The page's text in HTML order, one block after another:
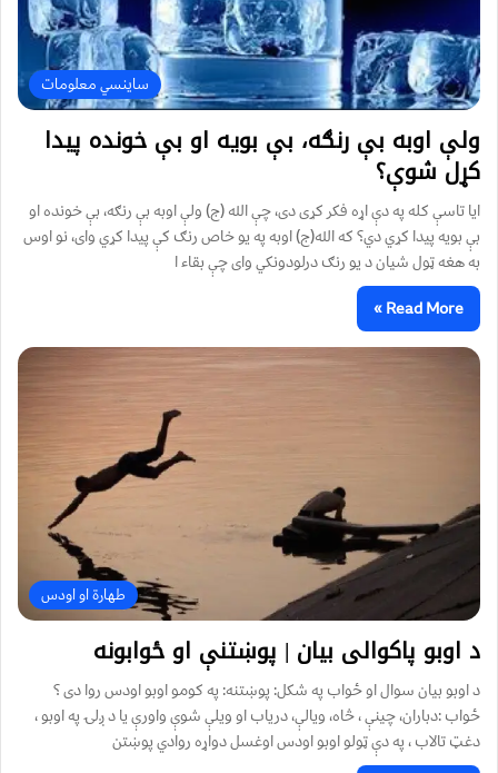
ساینسي معلومات
ولې اوبه بې رنګه، بې بویه او بې خونده پيدا
کړل شوې؟
ایا تاسې کله په دې اړه فکر کړی دی، چې الله (ج) ولې اوبه بې رنګه، بې خونده او
بې بويه پيدا کړي دي؟ که الله(ج) اوبه په یو خاص رنګ کې پيدا کړي وای، نو اوس
به هغه ټول شیان د یو رنګ درلودونکي وای چې بقاء ا
Read More »
طهارة او اودس
د اوبو پاکوالی بیان | پوښتنې او ځوابونه
د اوبو بیان سوال او ځواب په شکل: پوښتنه: په كومو اوبو اودس روا دى ؟
ځواب :دباران، چينې ، څاه، ويالې، درياب او ويلې شوې واورې يا د ږلۍ په اوبو ،
دغټ تالاب ، په دې ټولو اوبو اودس اوغسل دواړه روادي پوښتن